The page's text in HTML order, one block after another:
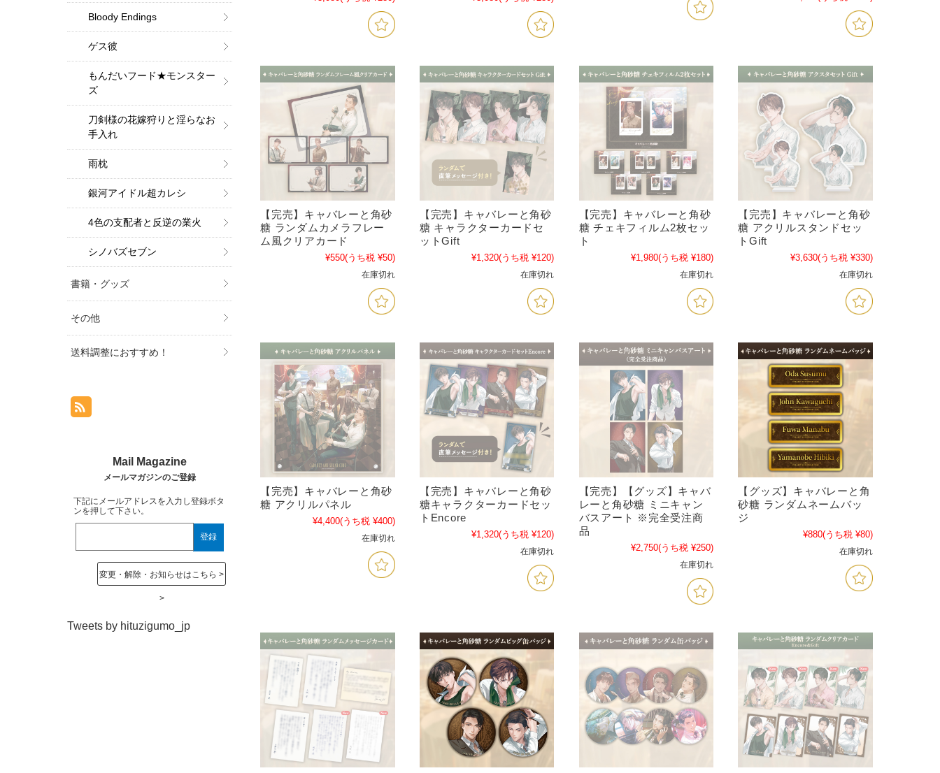
【完売】キャバレーと角砂
糖 ランダムカメラフレー
ム風クリアカード
¥550(うち税 ¥50)
在庫切れ
【完売】キャバレーと角砂
糖 キャラクターカードセ
ットGift
¥1,320(うち税 ¥120)
在庫切れ
【完売】キャバレーと角砂
糖 チェキフィルム2枚セッ
ト
¥1,980(うち税 ¥180)
在庫切れ
【完売】キャバレーと角砂
糖 アクリルスタンドセッ
トGift
¥3,630(うち税 ¥330)
在庫切れ
【完売】キャバレーと角砂
糖 アクリルパネル
¥4,400(うち税 ¥400)
在庫切れ
【完売】キャバレーと角砂
糖キャラクターカードセッ
トEncore
¥1,320(うち税 ¥120)
在庫切れ
【完売】【グッズ】キャバ
レーと角砂糖 ミニキャン
バスアート ※完全受注商
品
¥2,750(うち税 ¥250)
在庫切れ
【グッズ】キャバレーと角
砂糖 ランダムネームバッ
ジ
¥880(うち税 ¥80)
在庫切れ
Bloody Endings
ゲス彼
もんだいフード★モンスター
ズ
刀剣様の花嫁狩りと淫らなお
手入れ
雨枕
銀河アイドル超カレシ
4色の支配者と反逆の業火
シノバズセブン
書籍・グッズ
その他
送料調整におすすめ！
下記にメールアドレスを入力し登録ボタ
ンを押して下さい。
変更・解除・お知らせはこちら
Tweets by hituzigumo_jp